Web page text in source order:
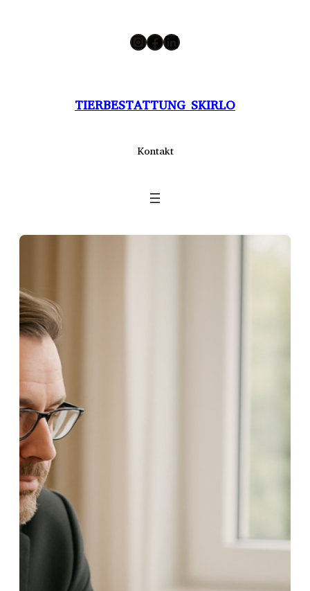
InstagramFacebook LinkedIn
TIERBESTATTUNG SKIRLO
Kontakt